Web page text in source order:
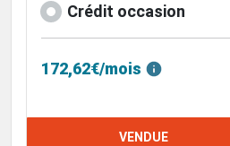
Crédit occasion
172,62€/mois
VENDUE